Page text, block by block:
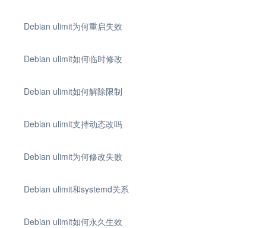
Debian ulimit为何重启失效
Debian ulimit如何临时修改
Debian ulimit如何解除限制
Debian ulimit支持动态改吗
Debian ulimit为何修改失败
Debian ulimit和systemd关系
Debian ulimit如何永久生效